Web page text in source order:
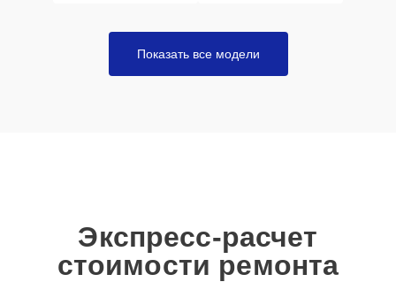
Показать все модели
Экспресс-расчет
стоимости ремонта